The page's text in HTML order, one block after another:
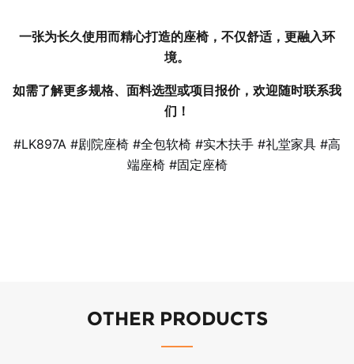
一张为长久使用而精心打造的座椅，不仅舒适，更融入环
境。
如需了解更多规格、面料选型或项目报价，欢迎随时联系我
们！
#LK897A #剧院座椅 #全包软椅 #实木扶手 #礼堂家具 #高
端座椅 #固定座椅
OTHER PRODUCTS